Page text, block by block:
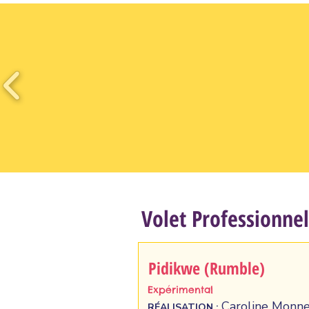
Volet Professionnel
Pidikwe (Rumble)
Expérimental